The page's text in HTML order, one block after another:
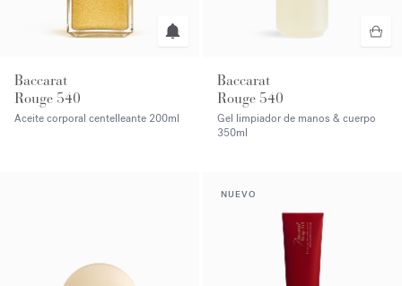
Baccarat
Rouge 540
Aceite corporal centelleante 200ml
Baccarat
Rouge 540
Gel limpiador de manos & cuerpo
350ml
NUEVO